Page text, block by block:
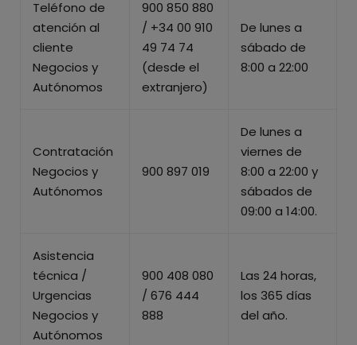
Teléfono de
atención al
cliente
Negocios y
Autónomos
900 850 880
/ +34 00 910
49 74 74
(desde el
extranjero)
De lunes a
sábado de
8:00 a 22:00
Contratación
Negocios y
Autónomos
900 897 019
De lunes a
viernes de
8:00 a 22:00 y
sábados de
09:00 a 14:00.
Asistencia
técnica /
Urgencias
Negocios y
Autónomos
900 408 080
/ 676 444
888
Las 24 horas,
los 365 días
del año.